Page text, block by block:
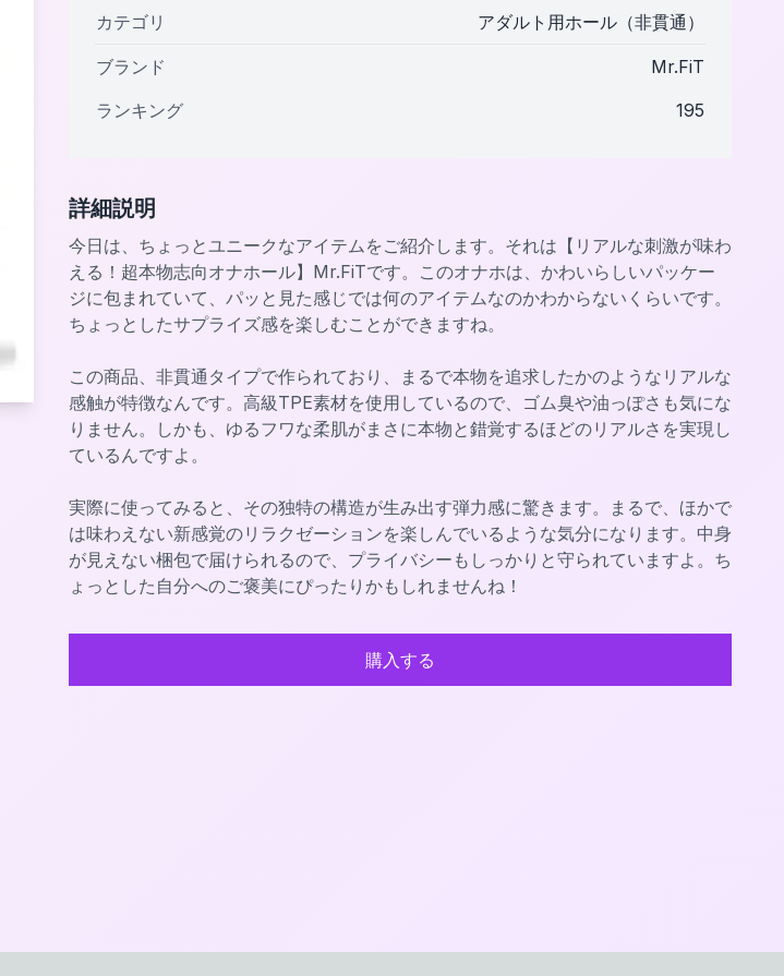
カテゴリ アダルト用ホール（非貫通）
ブランド
Mr.FiT
ランキング
195
詳細説明
今日は、ちょっとユニークなアイテムをご紹介します。それは【リアルな刺激が味わ
える！超本物志向オナホール】Mr.FiTです。このオナホは、かわいらしいパッケー
ジに包まれていて、パッと見た感じでは何のアイテムなのかわからないくらいです。
ちょっとしたサプライズ感を楽しむことができますね。
この商品、非貫通タイプで作られており、まるで本物を追求したかのようなリアルな
感触が特徴なんです。高級TPE素材を使用しているので、ゴム臭や油っぽさも気にな
りません。しかも、ゆるフワな柔肌がまさに本物と錯覚するほどのリアルさを実現し
ているんですよ。
実際に使ってみると、その独特の構造が生み出す弾力感に驚きます。まるで、ほかで
は味わえない新感覚のリラクゼーションを楽しんでいるような気分になります。中身
が見えない梱包で届けられるので、プライバシーもしっかりと守られていますよ。ち
ょっとした自分へのご褒美にぴったりかもしれませんね！
購入する